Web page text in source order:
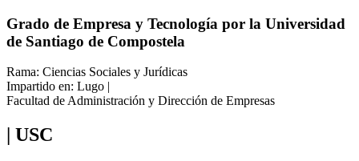
Grado de Empresa y Tecnología por la Universidad
de Santiago de Compostela
Rama: Ciencias Sociales y Jurídicas
Impartido en: Lugo |
Facultad de Administración y Dirección de Empresas
| USC